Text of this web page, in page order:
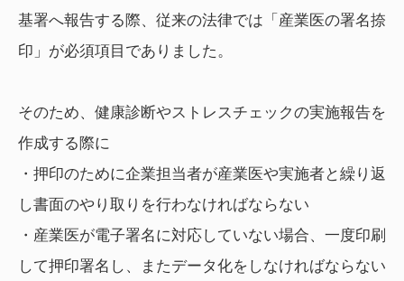
基署へ報告する際、従来の法律では「産業医の署名捺
印」が必須項目でありました。
そのため、健康診断やストレスチェックの実施報告を
作成する際に
・押印のために企業担当者が産業医や実施者と繰り返
し書面のやり取りを行わなければならない
・産業医が電子署名に対応していない場合、一度印刷
して押印署名し、またデータ化をしなければならない